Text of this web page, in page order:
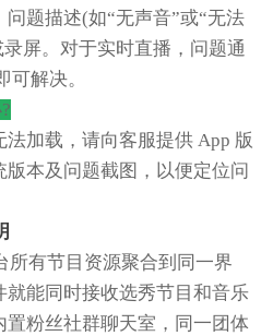
题描述(如“无声音”或“无法
屏。对于实时直播，问题通
解决。
加载，请向客服提供 App 版
本及问题截图，以便定位问
所有节目资源聚合到同一界
就能同时接收选秀节目和音乐
粉丝社群聊天室，同一团体